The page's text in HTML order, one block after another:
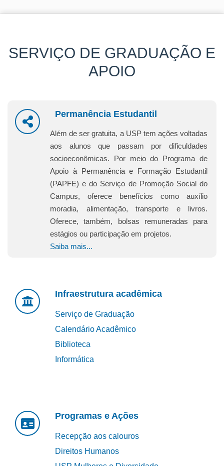
SERVIÇO DE GRADUAÇÃO E
APOIO
Permanência Estudantil
Além de ser gratuita, a USP tem ações voltadas
aos alunos que passam por dificuldades
socioeconômicas. Por meio do Programa de
Apoio à Permanência e Formação Estudantil
(PAPFE) e do Serviço de Promoção Social do
Campus, oferece benefícios como auxílio
moradia, alimentação, transporte e livros.
Oferece, também, bolsas remuneradas para
estágios ou participação em projetos.
Saiba mais...
Infraestrutura acadêmica
Serviço de Graduação
Calendário Acadêmico
Biblioteca
Informática
Programas e Ações
Recepção aos calouros
Direitos Humanos